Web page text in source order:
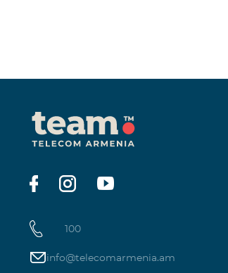
100
info@telecomarmenia.am